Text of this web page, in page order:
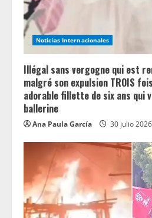
Noticias Internacionales
Illégal sans vergogne qui est
malgré son expulsion TROIS
adorable fillette de six ans qui
ballerine
Ana Paula García 30 julio 2026